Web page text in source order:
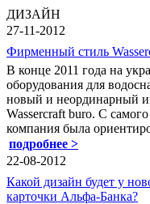
ДИЗАЙН
27-11-2012
Фирменный стиль
В конце 2011 года на
оборудования для
новый и неординарный
Wassercraft buro. С
компания была
подробнее >
22-08-2012
Какой дизайн будет у
карточки Альфа-Банка?